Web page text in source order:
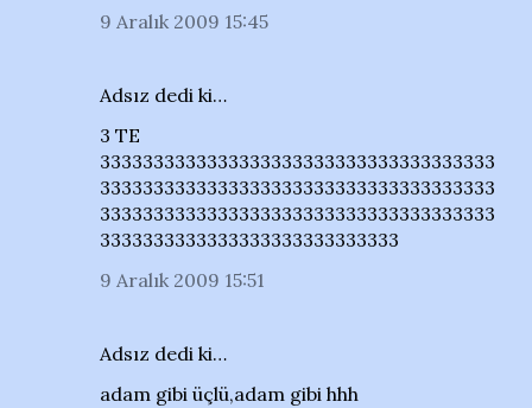
9 Aralık 2009 15:45
Adsız dedi ki…
3 TE
3333333333333333333333333333333333333
3333333333333333333333333333333333333
3333333333333333333333333333333333333
3333333333333333333333333333
9 Aralık 2009 15:51
Adsız dedi ki…
adam gibi üçlü,adam gibi hhh